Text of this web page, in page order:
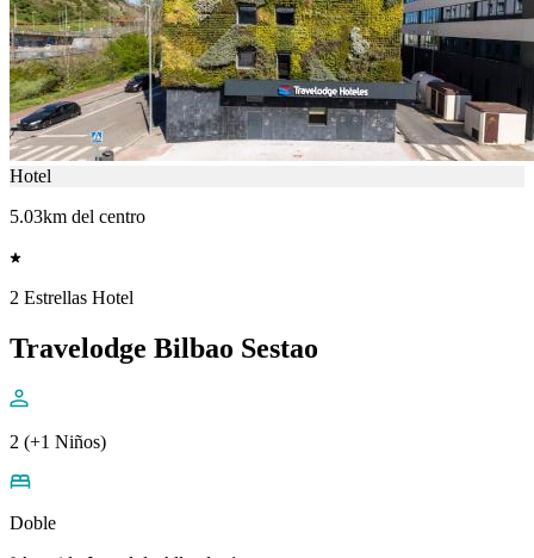
Hotel
5.03km del centro
2 Estrellas Hotel
Travelodge Bilbao Sestao
2 (+1 Niños)
Doble